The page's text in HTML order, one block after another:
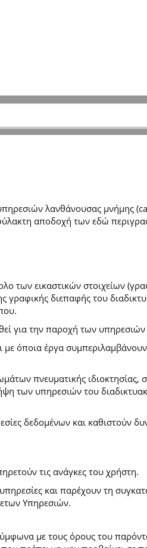
λανθάνουσας μνήμης
αποδοχή των εδώ
των εικαστικών στοιχείων
γραφικής διεπαφής του
για την παροχή των
με όποια έργα
πνευματικής
των υπηρεσιών του
δεδομένων και καθιστούν
τις ανάγκες του χρήστη.
και παρέχουν τη
Υπηρεσιών.
με τους όρους του